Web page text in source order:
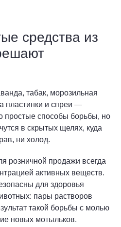
средства из
табак, морозильная
пластинки и спреи —
простые способы борьбы, но
в скрытых щелях, куда
ни холод.
розничной продажи всегда
активных веществ.
для здоровья
пары растворов
такой борьбы с молью
новых мотыльков.